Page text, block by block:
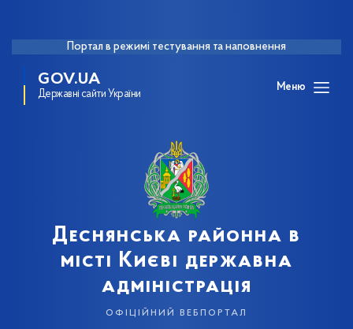
Портал в режимі тестування та наповнення
GOV.UA
Державні сайти України
Меню
Деснянська районна в
місті Києві державна
адміністрація
офіційний вебпортал